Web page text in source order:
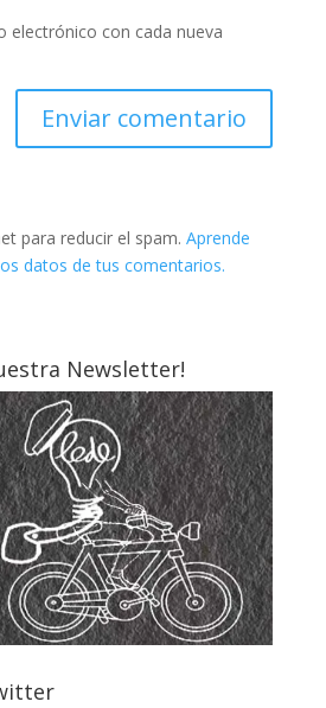
electrónico con cada nueva
para reducir el spam. Aprende
datos de tus comentarios.
Newsletter!